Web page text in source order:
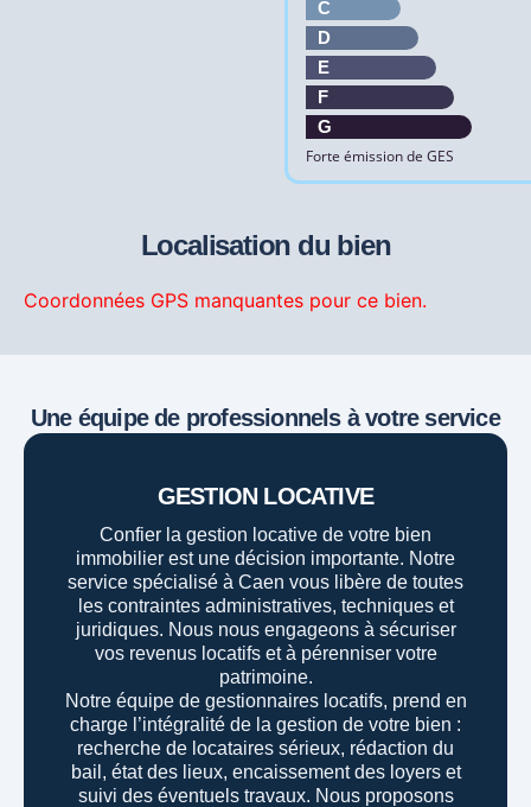
C
D
E
F
G
Forte émission de GES
Localisation du bien
Coordonnées GPS manquantes pour ce bien.
Une équipe de professionnels à votre service
GESTION LOCATIVE
Confier la gestion locative de votre bien
immobilier est une décision importante. Notre
service spécialisé à Caen vous libère de toutes
les contraintes administratives, techniques et
juridiques. Nous nous engageons à sécuriser
vos revenus locatifs et à pérenniser votre
patrimoine.
Notre équipe de gestionnaires locatifs, prend en
charge l’intégralité de la gestion de votre bien :
recherche de locataires sérieux, rédaction du
bail, état des lieux, encaissement des loyers et
suivi des éventuels travaux. Nous proposons